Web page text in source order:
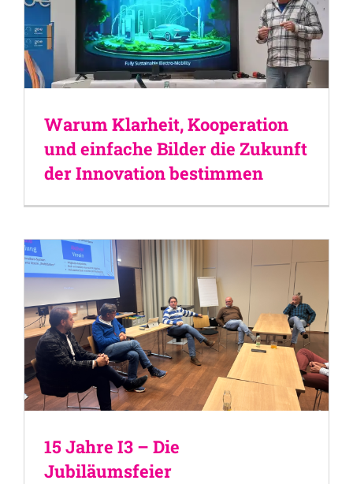
Warum Klarheit, Kooperation
und einfache Bilder die Zukunft
der Innovation bestimmen
15 Jahre I3 – Die
Jubiläumsfeier